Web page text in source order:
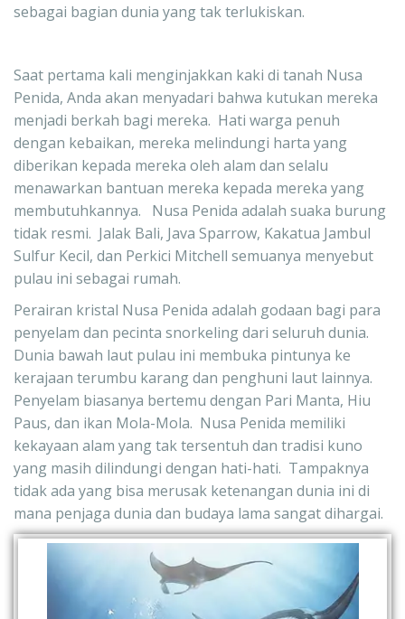
sebagai bagian dunia yang tak terlukiskan.
Saat pertama kali menginjakkan kaki di tanah Nusa
Penida, Anda akan menyadari bahwa kutukan mereka
menjadi berkah bagi mereka.  Hati warga penuh
dengan kebaikan, mereka melindungi harta yang
diberikan kepada mereka oleh alam dan selalu
menawarkan bantuan mereka kepada mereka yang
membutuhkannya.   Nusa Penida adalah suaka burung
tidak resmi.  Jalak Bali, Java Sparrow, Kakatua Jambul
Sulfur Kecil, dan Perkici Mitchell semuanya menyebut
pulau ini sebagai rumah.
Perairan kristal Nusa Penida adalah godaan bagi para
penyelam dan pecinta snorkeling dari seluruh dunia.
Dunia bawah laut pulau ini membuka pintunya ke
kerajaan terumbu karang dan penghuni laut lainnya.
Penyelam biasanya bertemu dengan Pari Manta, Hiu
Paus, dan ikan Mola-Mola.  Nusa Penida memiliki
kekayaan alam yang tak tersentuh dan tradisi kuno
yang masih dilindungi dengan hati-hati.  Tampaknya
tidak ada yang bisa merusak ketenangan dunia ini di
mana penjaga dunia dan budaya lama sangat dihargai.